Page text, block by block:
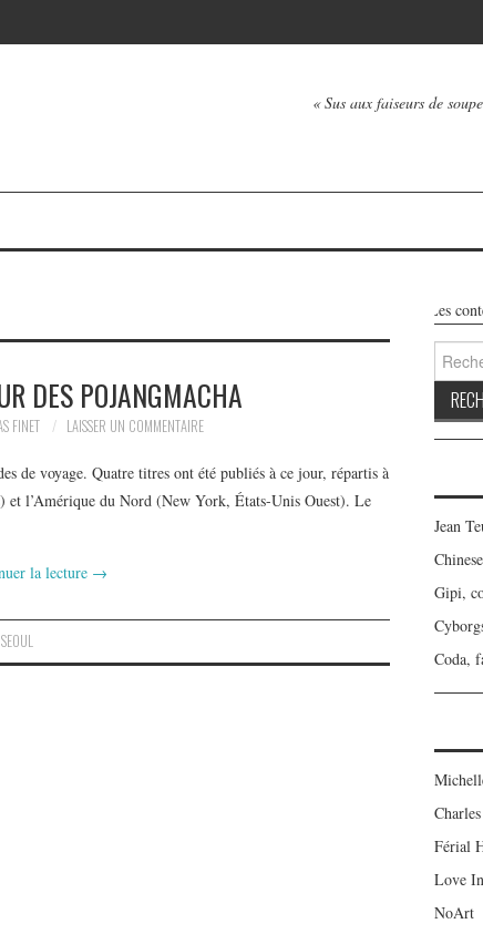
« Sus aux faiseurs de
DES POJANGMACHA
FINET LAISSER UN COMMENTAIRE
de voyage. Quatre titres ont été publiés à ce jour, répartis à
et l’Amérique du Nord (New York, États-Unis Ouest). Le
la lecture →
,SEOUL
Les
Jean
Gipi,
Coda,
Férial
Love
NoArt